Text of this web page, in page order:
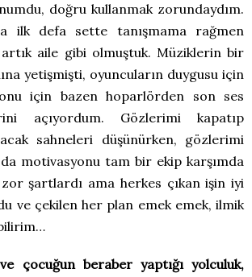
doğru kullanmak zorundaydım.
ilk defa sette tanışmama rağmen
aile gibi olmuştuk. Müziklerin bir
yetişmişti, oyuncuların duygusu için
için bazen hoparlörden son ses
açıyordum. Gözlerimi kapatıp
sahneleri düşünürken, gözlerimi
da motivasyonu tam bir ekip karşımda
şartlardı ama herkes çıkan işin iyi
ve çekilen her plan emek emek, ilmik
çocuğun beraber yaptığı yolculuk,